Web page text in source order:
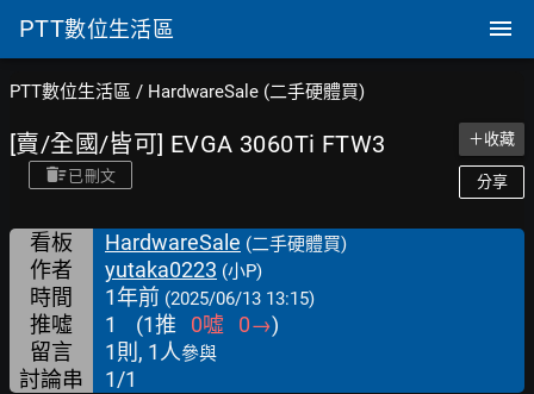
PTT數位生活區
PTT數位生活區 / HardwareSale (二手硬體買)
[賣/全國/皆可] EVGA 3060Ti FTW3
已刪文
＋收藏
分享
看板 HardwareSale (二手硬體買)
作者 yutaka0223 (小P)
時間 1年前 (2025/06/13 13:15)
推噓 1 (1推 0噓 0→)
留言
1則, 1人參與
討論串 1/1